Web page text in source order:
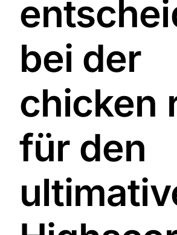
bei der
chicken
für den